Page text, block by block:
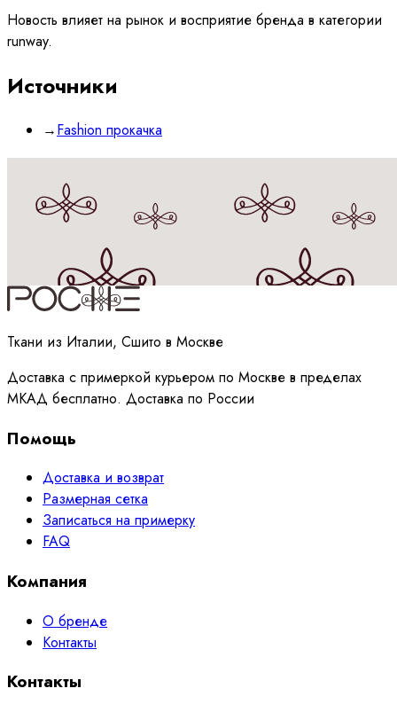
Новость влияет на рынок и восприятие бренда в категории
runway.
Источники
→Fashion прокачка
Принимаюполитикуобработки данных
Ткани из Италии, Сшито в Москве
Доставка с примеркой курьером по Москве в пределах
МКАД бесплатно. Доставка по России
Помощь
Доставка и возврат
Размерная сетка
Записаться на примерку
FAQ
Компания
О бренде
Контакты
Контакты